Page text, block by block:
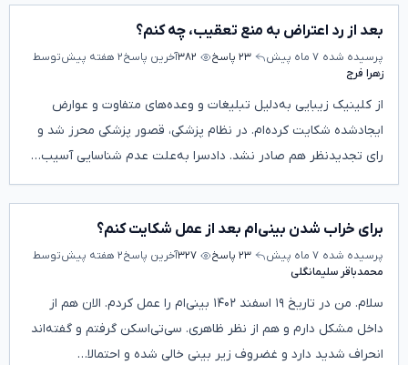
بعد از رد اعتراض به منع تعقیب، چه کنم؟
پرسیده شده ۷ ماه پیش ۲۳ پاسخ ۳۸۲آخرین پاسخ۲ هفته پیش
توسط
زهرا فرج
از کلینیک زیبایی به‌دلیل تبلیغات و وعده‌های متفاوت و عوارض
ایجادشده شکایت کرده‌ام. در نظام پزشکی، قصور پزشکی محرز شد و
رای تجدیدنظر هم صادر نشد. دادسرا به‌علت عدم شناسایی آسیب…
برای خراب شدن بینی‌ام بعد از عمل شکایت کنم؟
پرسیده شده ۷ ماه پیش ۲۳ پاسخ ۳۲۷آخرین پاسخ۲ هفته پیش
توسط
محمدباقر سلیمانگلی
سلام. من در تاریخ ۱۹ اسفند ۱۴۰۲ بینی‌ام را عمل کردم. الان هم از
داخل مشکل دارم و هم از نظر ظاهری. سی‌تی‌اسکن گرفتم و گفته‌اند
انحراف شدید دارد و غضروف زیر بینی خالی شده و احتمالا…